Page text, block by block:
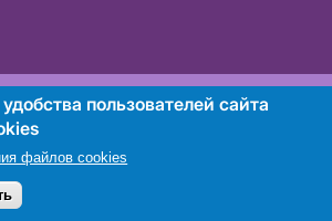
УНП 101007741
пользователей сайта
файлов cookies